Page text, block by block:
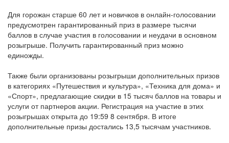
Для горожан старше 60 лет и новичков в онлайн-голосовании
предусмотрен гарантированный приз в размере тысячи
баллов в случае участия в голосовании и неудачи в основном
розыгрыше. Получить гарантированный приз можно
единожды.
Также были организованы розыгрыши дополнительных призов
в категориях «Путешествия и культура», «Техника для дома» и
«Спорт», предлагающие скидки в 15 тысяч баллов на товары и
услуги от партнеров акции. Регистрация на участие в этих
розыгрышах открыта до 19:59 8 сентября. В итоге
дополнительные призы достались 13,5 тысячам участников.